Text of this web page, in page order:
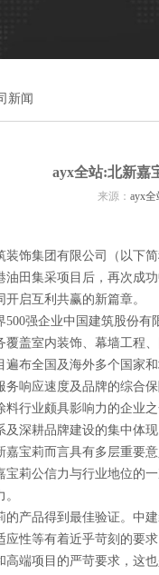
新闻
ayx全站:北新嘉
来源： ayx全
集团有限公司（以下简
油田集采项目后，再次成
启互利共赢的新篇章。
强企业中国建筑股份有
覆盖室内装饰、幕墙工程
遍布全国及海外多个国家
响应速度及品牌的综合保
业颇具影响力的企业之
及深耕品牌建设的集中体
莉而言具有多层重要意
宝莉公信力与行业地位的
品得到最佳验证。中建
应性等有着近乎苛刻的要
端项目的严苛要求，这